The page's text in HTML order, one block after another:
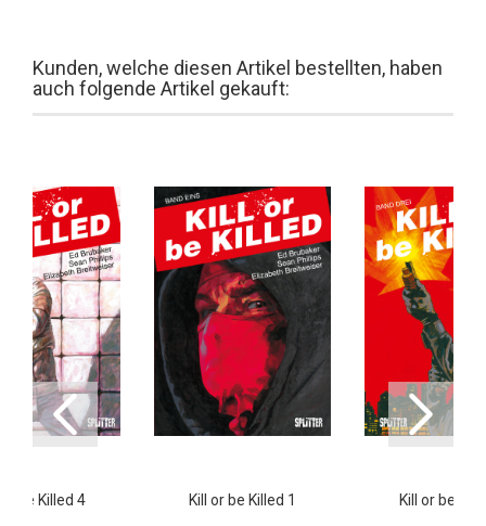
Kunden, welche diesen Artikel bestellten, haben
auch folgende Artikel gekauft:
be Killed 4 Kill or be Killed 1 Kill or be